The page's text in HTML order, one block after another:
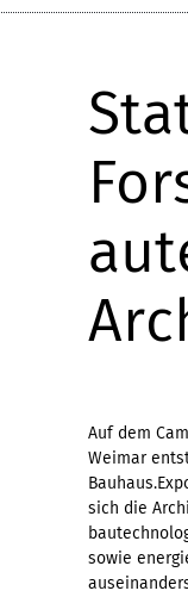
Auf dem
Weimar
sich die
sowie